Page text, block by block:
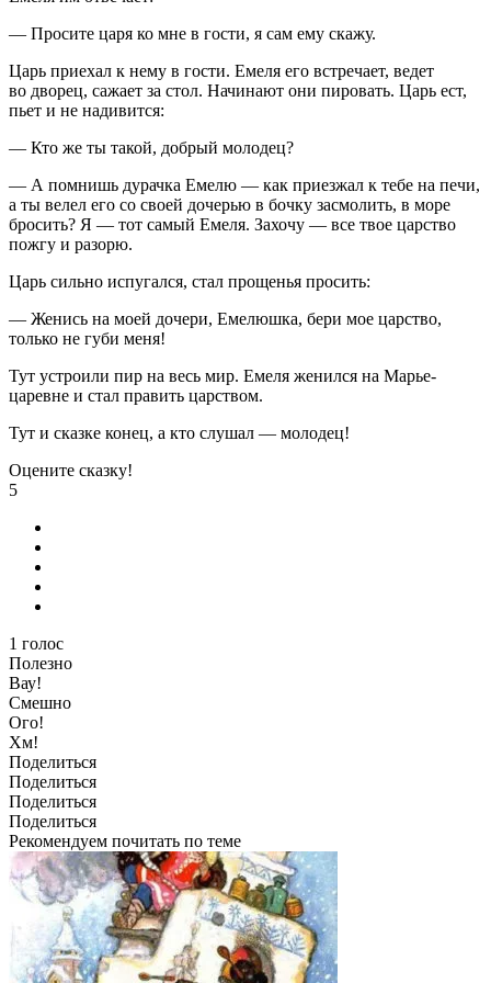
— Просите царя ко мне в гости, я сам ему скажу.
Царь приехал к нему в гости. Емеля его встречает, ведет
во дворец, сажает за стол. Начинают они пировать. Царь ест,
пьет и не надивится:
— Кто же ты такой, добрый молодец?
— А помнишь дурачка Емелю — как приезжал к тебе на печи,
а ты велел его со своей дочерью в бочку засмолить, в море
бросить? Я — тот самый Емеля. Захочу — все твое царство
пожгу и разорю.
Царь сильно испугался, стал прощенья просить:
— Женись на моей дочери, Емелюшка, бери мое царство,
только не губи меня!
Тут устроили пир на весь мир. Емеля женился на Марье-
царевне и стал править царством.
Тут и сказке конец, а кто слушал — молодец!
Оцените сказку!
5
1 голос
Полезно
Вау!
Смешно
Ого!
Хм!
Поделиться
Поделиться
Поделиться
Поделиться
Рекомендуем почитать по теме